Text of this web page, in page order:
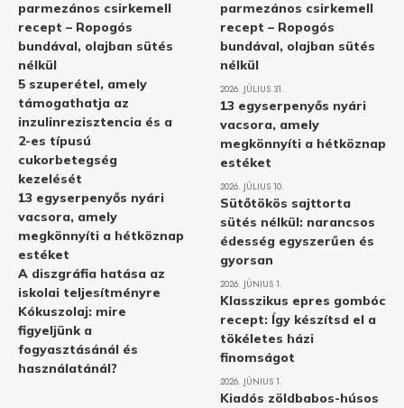
parmezános csirkemell
recept – Ropogós
bundával, olajban sütés
nélkül
5 szuperétel, amely
támogathatja az
inzulinrezisztencia és a
2-es típusú
cukorbetegség
kezelését
13 egyserpenyős nyári
vacsora, amely
megkönnyíti a hétköznap
estéket
A diszgráfia hatása az
iskolai teljesítményre
Kókuszolaj: mire
figyeljünk a
fogyasztásánál és
használatánál?
parmezános csirkemell
recept – Ropogós
bundával, olajban sütés
nélkül
2026. JÚLIUS 31.
13 egyserpenyős nyári
vacsora, amely
megkönnyíti a hétköznap
estéket
2026. JÚLIUS 10.
Sütőtökös sajttorta
sütés nélkül: narancsos
édesség egyszerűen és
gyorsan
2026. JÚNIUS 1.
Klasszikus epres gombóc
recept: Így készítsd el a
tökéletes házi
finomságot
2026. JÚNIUS 1.
Kiadós zöldbabos-húsos